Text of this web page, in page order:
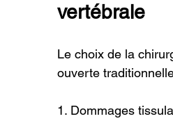
vertébrale
Le choix de la
ouverte
1. Dommages